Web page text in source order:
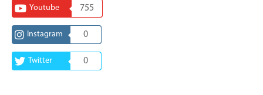
Youtube 755
Instagram 0
Twitter 0